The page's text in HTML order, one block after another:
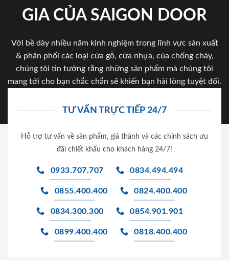
GIA CỦA SAIGON DOOR
Với bề dày nhiều năm kinh nghiệm trong lĩnh vực sản xuất
& phân phối các loại cửa gỗ, cửa nhựa, của chống cháy,
chúng tôi tin tưởng rằng những sản phẩm mà chúng tôi
mang tới cho bạn chắc chắn sẽ khiến bạn hài lòng tuyệt đối.
TƯ VẤN TRỰC TIẾP 24/7
Hỗ trợ tư vấn về sản phẩm, giá thành và các chính sách ưu
đãi chiết khấu cho khách hàng 24/7!
0933.707.707 0834.494.494
0855.400.400 0824.400.400
0834.300.300 0854.901.901
0899.400.400 0818.400.400